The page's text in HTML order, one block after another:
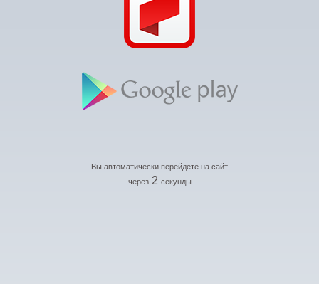
Вы автоматически перейдете на сайт
через 2 секунды